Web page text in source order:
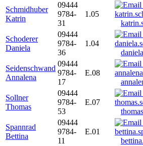
Schmidhuber
Katrin
09444
9784-
31
1.05
Schoderer
Daniela
09444
9784-
36
1.04
Seidenschwand
Annalena
09444
9784-
17
E.08
Sollner
Thomas
09444
9784-
53
E.07
Spannrad
Bettina
09444
9784-
11
E.01